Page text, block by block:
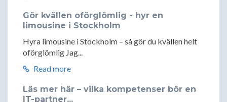
Gör kvällen oförglömlig - hyr en
limousine i Stockholm
Hyra limousine i Stockholm – så gör du kvällen helt
oförglömlig Jag...
Read more
Läs mer här – vilka kompetenser bör en
IT-partner...